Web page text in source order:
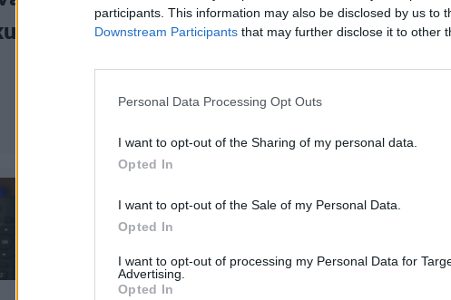
participants. This information may also be disclosed by us to
Downstream Participants that may further disclose it to other
Personal Data Processing Opt Outs
I want to opt-out of the Sharing of my personal data.
Opted In
I want to opt-out of the Sale of my Personal Data.
Opted In
I want to opt-out of processing my Personal Data for
Advertising.
Opted In
pähkinäunelman
Suomalaiset
nuoret ja
kotileipureita